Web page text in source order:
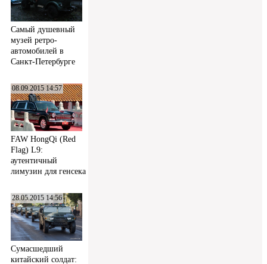
Самый душевный
музей ретро-
автомобилей в
Санкт-Петербурге
08.09.2015 14:57
FAW HongQi (Red
Flag) L9:
аутентичный
лимузин для генсека
28.05.2015 14:56
Сумасшедший
китайский солдат: